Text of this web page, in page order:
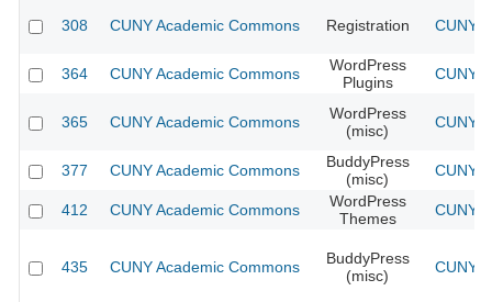
308 CUNY Academic Commons Registration CUNY
364 CUNY Academic Commons
WordPress
Plugins
CUNY
365 CUNY Academic Commons
WordPress
(misc)
CUNY
377 CUNY Academic Commons
BuddyPress
(misc)
CUNY
412 CUNY Academic Commons
WordPress
Themes
CUNY
435 CUNY Academic Commons
BuddyPress
(misc)
CUNY